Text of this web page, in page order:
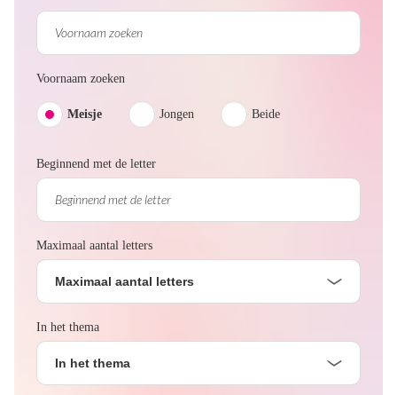
Voornaam zoeken
Meisje Jongen Beide
Beginnend met de letter
Maximaal aantal letters
Maximaal aantal letters
In het thema
In het thema